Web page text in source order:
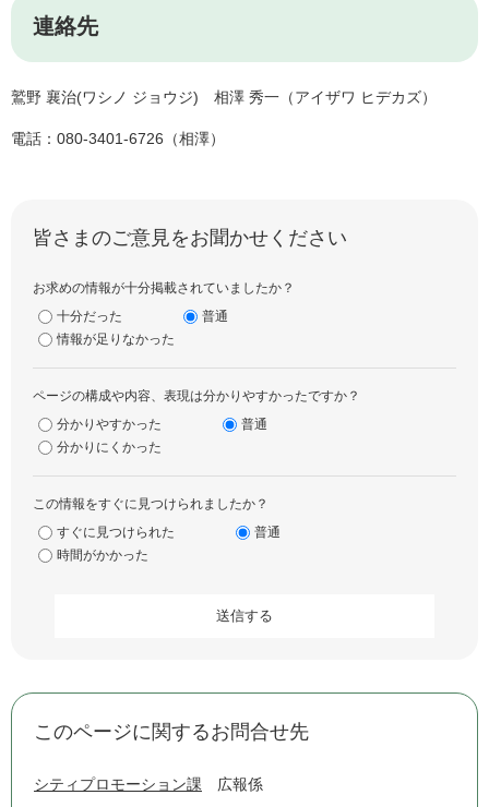
連絡先
鷲野 襄治(ワシノ ジョウジ) 相澤 秀一（アイザワ ヒデカズ）
電話：080-3401-6726（相澤）
皆さまのご意見をお聞かせください
お求めの情報が十分掲載されていましたか？
十分だった
普通
情報が足りなかった
ページの構成や内容、表現は分かりやすかったですか？
分かりやすかった
普通
分かりにくかった
この情報をすぐに見つけられましたか？
すぐに見つけられた
普通
時間がかかった
このページに関するお問合せ先
シティプロモーション課 広報係